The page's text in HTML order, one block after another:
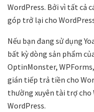
WordPress. Bởi vì tất cả
góp trở lại cho
Nếu bạn đang sử dụng
bất kỳ dòng sản phẩm
OptinMonster,
gián tiếp trả tiền cho
thường xuyên tài trợ cho
WordPress.